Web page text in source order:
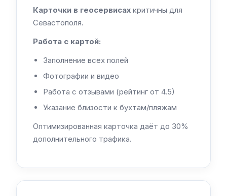
Карточки в геосервисах критичны для
Севастополя.
Работа с картой:
Заполнение всех полей
Фотографии и видео
Работа с отзывами (рейтинг от 4.5)
Указание близости к бухтам/пляжам
Оптимизированная карточка даёт до 30%
дополнительного трафика.